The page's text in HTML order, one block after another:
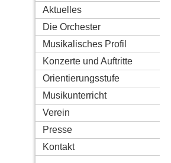
Aktuelles
Die Orchester
Musikalisches Profil
Konzerte und Auftritte
Orientierungsstufe
Musikunterricht
Verein
Presse
Kontakt